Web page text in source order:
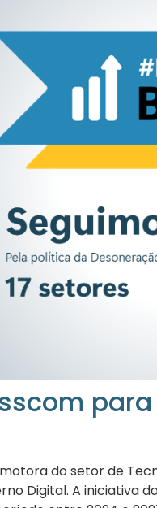
do setor de
Digital. A iniciativa